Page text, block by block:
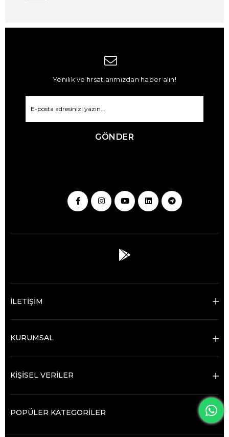
Yenilik ve fırsatlarımızdan haber alın!
GÖNDER
İLETİŞİM
KURUMSAL
KİŞİSEL VERİLER
POPÜLER KATEGORİLER